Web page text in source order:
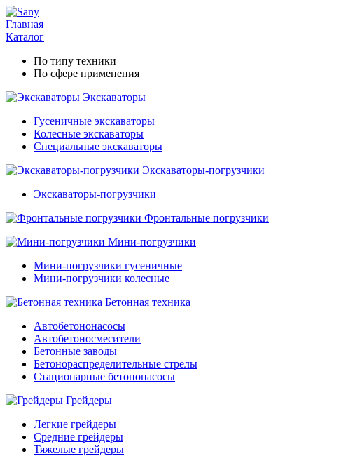
Главная
Каталог
По типу техники
По сфере применения
Экскаваторы
Гусеничные экскаваторы
Колесные экскаваторы
Специальные экскаваторы
Экскаваторы-погрузчики
Экскаваторы-погрузчики
Фронтальные погрузчики
Мини-погрузчики
Мини-погрузчики гусеничные
Мини-погрузчики колесные
Бетонная техника
Автобетононасосы
Автобетоносмесители
Бетонные заводы
Бетонораспределительные стрелы
Стационарные бетононасосы
Грейдеры
Легкие грейдеры
Средние грейдеры
Тяжелые грейдеры